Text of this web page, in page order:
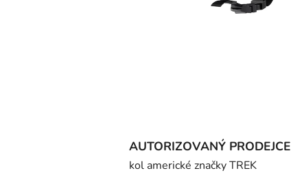
AUTORIZOVANÝ PRODEJCE
kol americké značky TREK